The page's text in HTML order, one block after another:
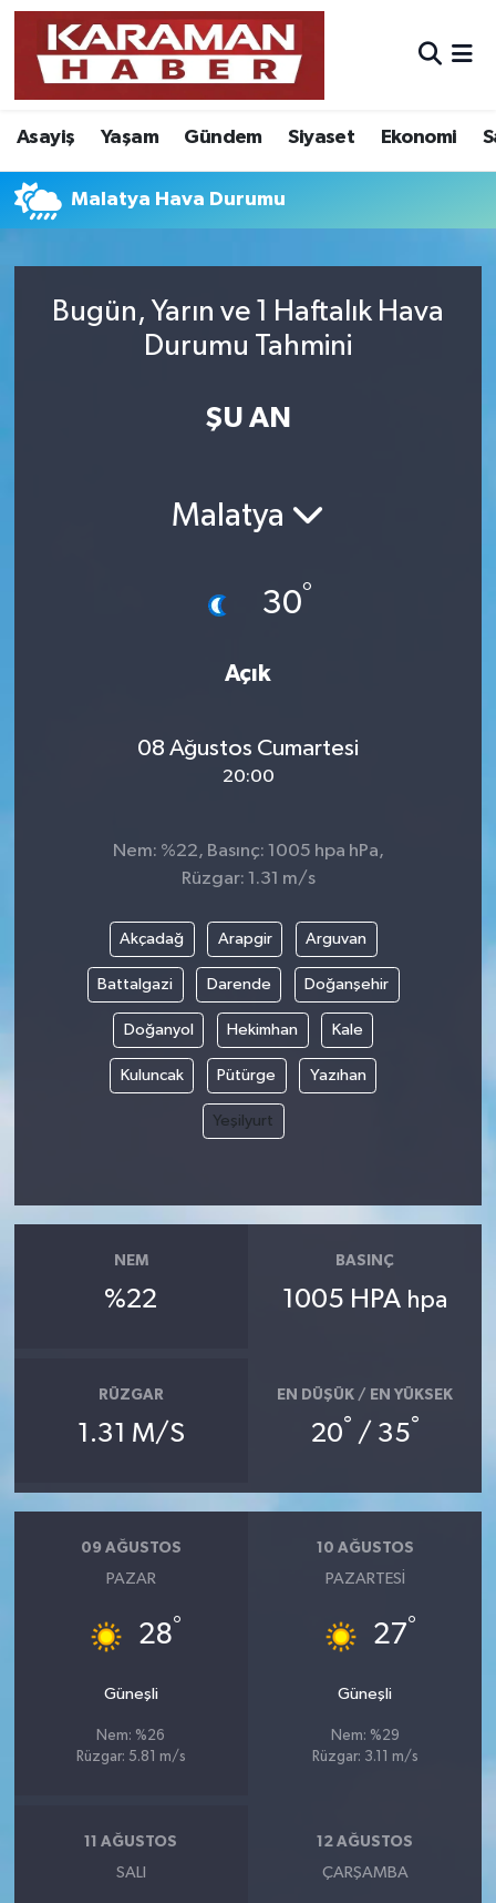
Asayiş Yaşam Gündem Siyaset Ekonomi
Malatya Hava Durumu
Bugün, Yarın ve 1 Haftalık Hava
Durumu Tahmini
ŞU AN
Malatya
30°
Açık
08 Ağustos Cumartesi
20:00
Nem: %22, Basınç: 1005 hpa hPa,
Rüzgar: 1.31 m/s
Akçadağ Arapgir Arguvan
Battalgazi Darende Doğanşehir
Doğanyol Hekimhan Kale
Kuluncak Pütürge Yazıhan
Yeşilyurt
NEM
%22
BASINÇ
1005 HPA hpa
RÜZGAR
1.31 M/S
EN DÜŞÜK / EN YÜKSEK
20° / 35°
09 AĞUSTOS
PAZAR
28°
Güneşli
Nem: %26
Rüzgar: 5.81 m/s
10 AĞUSTOS
PAZARTESI
27°
Güneşli
Nem: %29
Rüzgar: 3.11 m/s
11 AĞUSTOS
SALI
12 AĞUSTOS
ÇARŞAMBA
Asayiş
Bilim - Teknoloji
Eğitim
Foto Galeri
Nöbetçi Eczaneler
Hava Durumu
Karaman Namaz Vakitleri
Süper Lig Puan Durumu ve Fikstür
Son Dakika Haberleri